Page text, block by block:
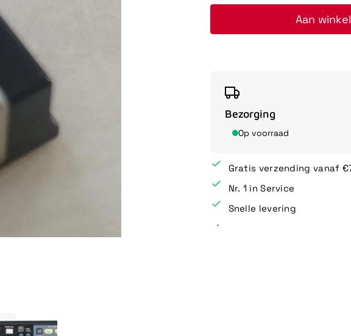
Aan
Bezorging
Op voorraad
Gratis verzending vanaf
Nr. 1 in Service
Snelle levering